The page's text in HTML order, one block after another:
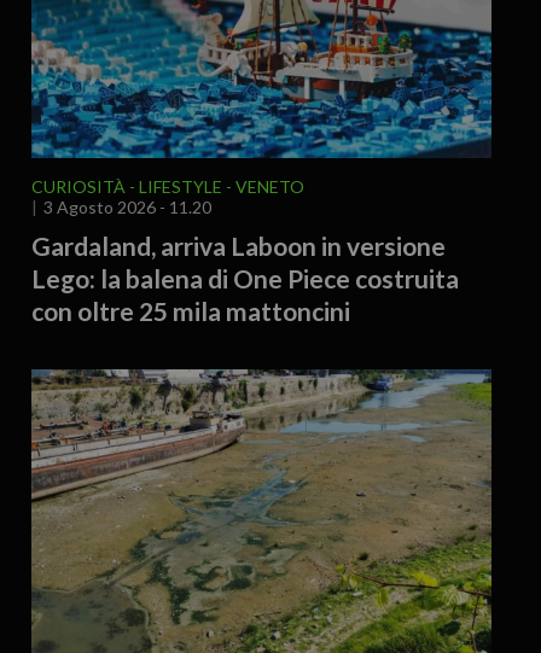
CURIOSITÀ - LIFESTYLE
VENETO
3 Agosto 2026 - 11.20
Gardaland, arriva Laboon in versione
Lego: la balena di One Piece costruita
con oltre 25 mila mattoncini